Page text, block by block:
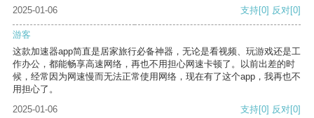
2025-01-06 支持[0] 反对[0]
游客
这款加速器app简直是居家旅行必备神器，无论是看视频、玩游戏还是工
作办公，都能畅享高速网络，再也不用担心网速卡顿了。以前出差的时
候，经常因为网速慢而无法正常使用网络，现在有了这个app，我再也不
用担心了。
2025-01-06
支持[0] 反对[0]